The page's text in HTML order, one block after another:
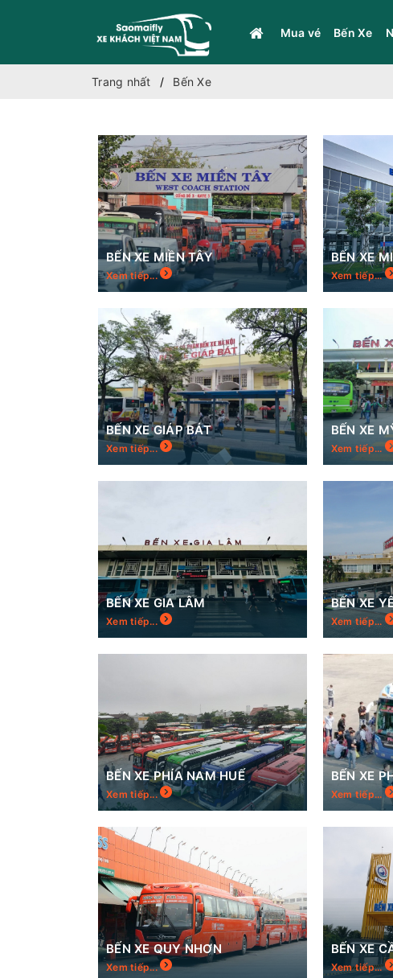
Mua vé Bến Xe
Trang nhất Bến Xe
BẾN XE MIỀN TÂY
Xem tiếp...
BẾN XE
Xem tiếp...
BẾN XE GIÁP BÁT
Xem tiếp...
BẾN XE
Xem tiếp...
BẾN XE GIA LÂM
Xem tiếp...
BẾN XE
Xem tiếp...
BẾN XE PHÍA NAM HUẾ
Xem tiếp...
BẾN XE
Xem tiếp...
BẾN XE QUY NHƠN
Xem tiếp...
BẾN XE
Xem tiếp...